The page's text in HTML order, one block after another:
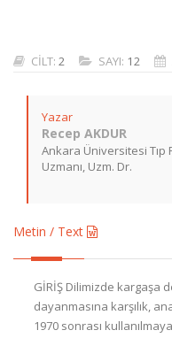
CİLT: 2 SAYI: 12
Yazar
Recep AKDUR
Ankara Üniversitesi Tıp
Uzmanı, Uzm. Dr.
Metin / Text
GİRİŞ Dilimizde kargaşa deyiminin kullanılmasının daha eskilere dayanmasına karşılık, anarşi deyimi 1960'lardan sonra özellikle 1970 sonrası kullanılmaya başlayan bir deyimdir. Son zamanlarda bu iki deyimin eş anlamlı olarak kullanılma alışkanlığı yaygınlaşmaya başlamıştır. Oysa bu deyimler bizce tamamen ayrı anlamlardadır. Gerçekte kelimeler insanlar arasında bir iletişim aracıdır ve toplum tarafından nasıl algılanırlar ise o anlama gelirler. Fakat bu iki deyim T.D.K.'nca da zaman zaman eş anlamlı kullanılmakla beraber, tam tanımlarında farklı anlamlarda kullanılmıştır. Örneğin; T.D.K'nun 435 nolu Resimli Türkçe Sözlük adlı yayınında (1), Anarşi: Kişinin her türlü yönetimsel bağdan kurtulmasını kabul eden politik ve sosyal yöntem, başsızlık, Kargaşa: Herhangi bir konuda düşünce uyuşmazlığından ve kurallara saygısızlıktan doğan karışıklık diye tanımlanırken, 403 nolu Türkçe Sözlük'te eş anlamlı olarak kullanılmıştır. Sizce birinci tanımlama daha uygundur ve bu metinde, kargaşa deyimi yukarda verilen tanımdaki anlamı ile kullanılmıştır. Toplumumuzdaki hizmet sektörlerinde görülen duruma uyan kelime de budur. Toplumumuzda birçok alanda, yıllardan beri süregelen bir kargaşa vardır ve sağlık hizmetleri alanındaki kargaşa ise bunlardan biridir. Günümüzdeki sağlık politikası ve idaresindeki duruma girmeden önce, bugünkü durumu yaratmada neden ve katkıları olan, geçmişteki duruma şöyle bir göz atmada yarar vardır. TARİHÇE Osmanlı Dönemi : Osmanlı döneminde, genel idari örgütlenmenin askersel olmasına paralelolarak, daha çok orduya yönelik olan hizmetleri padişah, sultan ve hayırsever kişilerin kurdukları şifa evleri ve birtakım özel niteliklerle idaresini sürdüren kurumlarca verilegelmiştir. Ancak; devletin sağlık işlerini düzenleyen, tabib, cerrah ve diğer sağlık personelinin atama görev ve yetkisini elinde bulunduran Reisül Etıbbalık (Hekim Başı) kurumundan başka resmi bir örgüt yoktur. Buna ek olarak, sosyal yardım kuruluşları, içme suları, besin maddelerinin kontrolu, kanalizasyon, ölü gömülmesi gibi sağlık konuları ile de ilgilenilmiştir. Tüm konularda olduğu gibi, sağıık konularında da 19. Yüzyılın ortalarına doğru batıya yönelinmiş ve özellikle Fransız ekolünün etkisinde kalınmıştır. Böylece, Osmanlı İmparatorluğu zamanında, örgüt olarak ilk sağlık idaresi 1839'da «BeyneImilel Sıhhıye Meclisi» ve 1878'de «Cemiyeti Tıbbıyeyi Mülkiye» kurulmuştur (2). Bu örgüt 1906'da «Meclisi Maarifi Tıp» adını almıştır. Meşrutiyet'in ilanını takip eden yıllarda «Meclisi Umumu Tıbbıye'i Mülkiye ve Sıhhıye'i Umumiye» olarak adı değiştirilen bu örgütün görev ve yetkileri biraz daha genişletilmiştir. Aynı yıllarda bu meclis lağvedilerek, özel bir kanunla, Dahiliye Nezareti'ne bağlı olmak üzere ve İtalya'daki sağlık örgütü örnek alınarak «Sıhhıye Müdüriyeti Umumuyesi» kurulmuştur. Daha sonra 1914 yılında Dahiliye Nezareti'nin adı «Dahiliye ve Sıhhiye Nezareti» adını alarak İmparatorluğun son zamanlarında, sağlık hizmetleri, Dahiliye Nezareti'ne bağlı ikinci derecede bir devlet örgütü olarak yönetilir hale gelmiştir. . Kurtuluş Savaşı Yılları: Kurtuluş Savaşı yıllarında TBMM hükümeti, daha birçok ülkede ayrı bir bakanlık kurulmamış iken, hemen ayrı bir sağlık bakanlığı kurmuştur. Ancak, yeni bakan göreve başladığı zaman, elde sağlıkla ilgili herhangi bir bilgi ve kayıt yoktur. Ayrıca 1920 yılından evvelki Dusturlarda Osmanlı Mevzuatı incelendiğinde, halen yürürlükte bulunan, sağlıkla ilgili herhangi bir hükümde saptanamamıştır (3). Sağlık hizmetlerinin çağdaş anlamda bir devlet görevi olarak ele alınmasının temeli, TBMM hükümetinin kurulması ile atılmıştır. Öyle ki; daha cumhuriyet kurulmadan, 2 Mayıs 1920'de 3 sayılı yasa ile «Sıhhıye ve Muavenatı İçtimaiye Vekaleti» kurulmuştur. O tarihte, dünyada sağlık hizmetlerinin yalnızca birkaç ülkede ayrı bir bakanlıkça yürütülmesi zamanın hükümetinin